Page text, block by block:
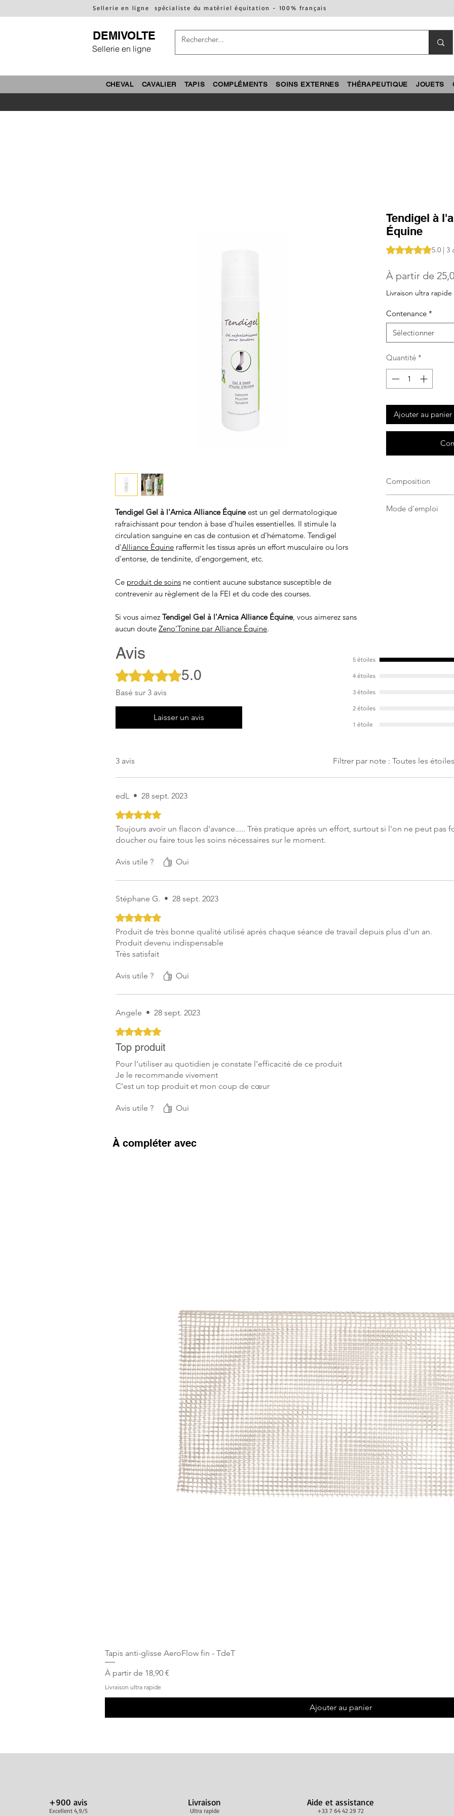
Sellerie en ligne spécialiste du matériel équitation - 100% français
DEMIVOLTE
Sellerie en ligne
CHEVAL CAVALIER TAPIS COMPLÉMENTS SOINS EXTERNES THÉRAPEUTIQUE JOUETS
Tendigel Gel à l'Arnica Alliance Équineest un gel dermatologique
rafraichissant pour tendon à base d'huiles essentielles. Il stimule la
circulation sanguine en cas de contusion et d’hématome. Tendigel
d'Alliance Équine raffermit les tissus après un effort musculaire ou lors
d'entorse, de tendinite, d'engorgement, etc.
Ce produit de soins ne contient aucune substance susceptible de
contrevenir au règlement de la FEI et du code des courses.
Si vous aimez Tendigel Gel à l'Arnica Alliance Équine, vous aimerez sans
aucun doute Zeno’Tonine par Alliance Équine.
Tendigel à
Équine
La note est de 5.0
5.0 | 3
À partir de
Livraison ultra rapide
Contenance *
Sélectionner
Quantité *
Ajouter au panier
Composition
essentielles...
Mode d'emploi
Avis
Noté 5 sur 5. 5.0
Basé sur 3 avis
Laisser un avis
5 étoiles
4 étoiles
3 étoiles
2 étoiles
1 étoile
3 avis Filtrer par note : Toutes les étoiles
edL • 28 sept. 2023
Noté 5 sur 5.
Toujours avoir un flacon d'avance..... Très pratique après un effort, surtout si l'on ne peut pas
doucher ou faire tous les soins nécessaires sur le moment.
Avis utile ? Oui
Stéphane G. • 28 sept. 2023
Noté 5 sur 5.
Produit de très bonne qualité utilisé après chaque séance de travail depuis plus d'un an.
Produit devenu indispensable
Très satisfait
Avis utile ? Oui
Angele • 28 sept. 2023
Noté 5 sur 5.
Top produit
Pour l’utiliser au quotidien je constate l’efficacité de ce produit
Je le recommande vivement
C’est un top produit et mon coup de cœur
Avis utile ? Oui
À compléter avec
Tapis anti-glisse AeroFlow fin - TdeT
À partir de 18,90 €
Prix promotionnel
Livraison ultra rapide
Ajouter au panier
+900 avis
Excellent 4,9/5
Livraison
Ultra rapide
Aide et assistance
+33 7 64 42 29 72